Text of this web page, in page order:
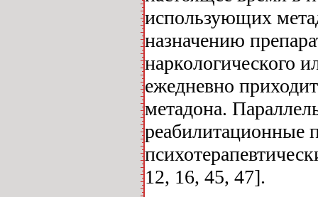
использующих
назначению
наркологического
ежедневно
метадона.
реабилитационные
12, 16, 45, 47].